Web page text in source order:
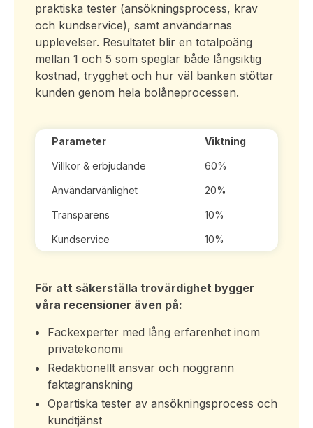
praktiska tester (ansökningsprocess, krav
och kundservice), samt användarnas
upplevelser. Resultatet blir en totalpoäng
mellan 1 och 5 som speglar både långsiktig
kostnad, trygghet och hur väl banken stöttar
kunden genom hela bolåneprocessen.
Parameter Viktning
Villkor & erbjudande 60%
Användarvänlighet 20%
Transparens 10%
Kundservice 10%
För att säkerställa trovärdighet bygger
våra recensioner även på:
Fackexperter med lång erfarenhet inom
privatekonomi
Redaktionellt ansvar och noggrann
faktagranskning
Opartiska tester av ansökningsprocess och
kundtjänst